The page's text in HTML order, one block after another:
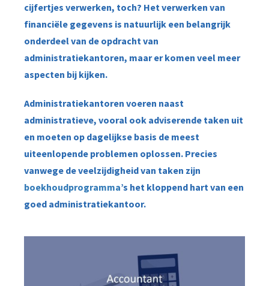
cijfertjes verwerken, toch? Het verwerken van
financiële gegevens is natuurlijk een belangrijk
onderdeel van de opdracht van
administratiekantoren, maar er komen veel meer
aspecten bij kijken.
Administratiekantoren voeren naast
administratieve, vooral ook adviserende taken uit
en moeten op dagelijkse basis de meest
uiteenlopende problemen oplossen. Precies
vanwege de veelzijdigheid van taken zijn
boekhoudprogramma’s het kloppend hart van een
goed administratiekantoor.